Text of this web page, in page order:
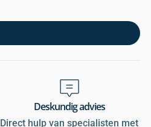
Deskundig advies
Direct hulp van specialisten met